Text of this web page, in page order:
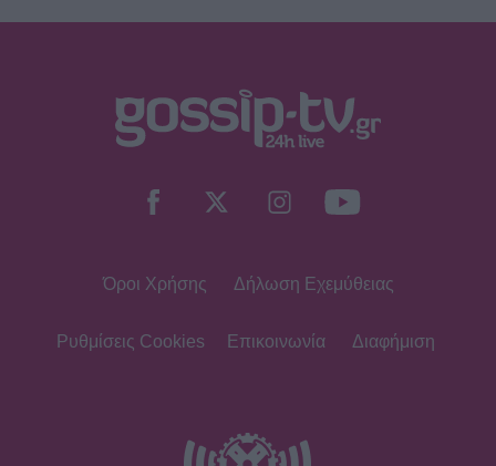
Όροι Χρήσης Δήλωση Εχεμύθειας
Ρυθμίσεις Cookies Επικοινωνία Διαφήμιση